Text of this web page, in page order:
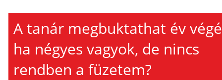
A tanár megbuktathat év
ha négyes vagyok, de nincs
rendben a füzetem?